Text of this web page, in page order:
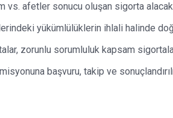
vs. afetler sonucu oluşan sigorta
yükümlülüklerin ihlali halinde
zorunlu sorumluluk kapsam
başvuru, takip ve